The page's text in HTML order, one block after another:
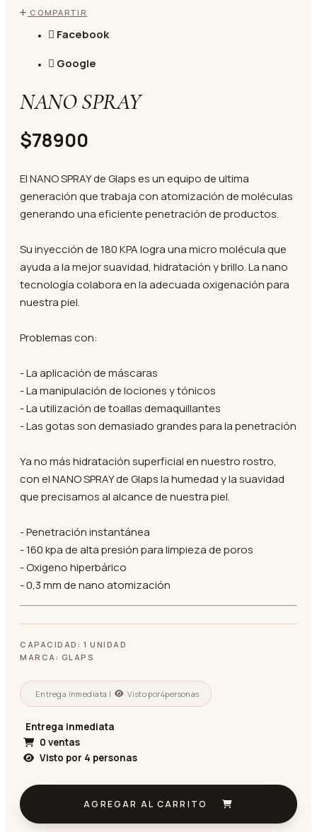
COMPARTIR
Facebook
Google
NANO SPRAY
$78900
El NANO SPRAY de Glaps es un equipo de ultima
generación que trabaja con atomización de moléculas
generando una eficiente penetración de productos.
Su inyección de 180 KPA logra una micro molécula que
ayuda a la mejor suavidad, hidratación y brillo. La nano
tecnología colabora en la adecuada oxigenación para
nuestra piel.
Problemas con:
- La aplicación de máscaras
- La manipulación de lociones y tónicos
- La utilización de toallas demaquillantes
- Las gotas son demasiado grandes para la penetración
Ya no más hidratación superficial en nuestro rostro,
con el NANO SPRAY de Glaps la humedad y la suavidad
que precisamos al alcance de nuestra piel.
- Penetración instantánea
- 160 kpa de alta presión para limpieza de poros
- Oxigeno hiperbárico
- 0,3 mm de nano atomización
CAPACIDAD: 1 UNIDAD
MARCA: GLAPS
Entrega inmediata | Visto por4personas
Entrega inmediata
0 ventas
Visto por 4 personas
AGREGAR AL CARRITO